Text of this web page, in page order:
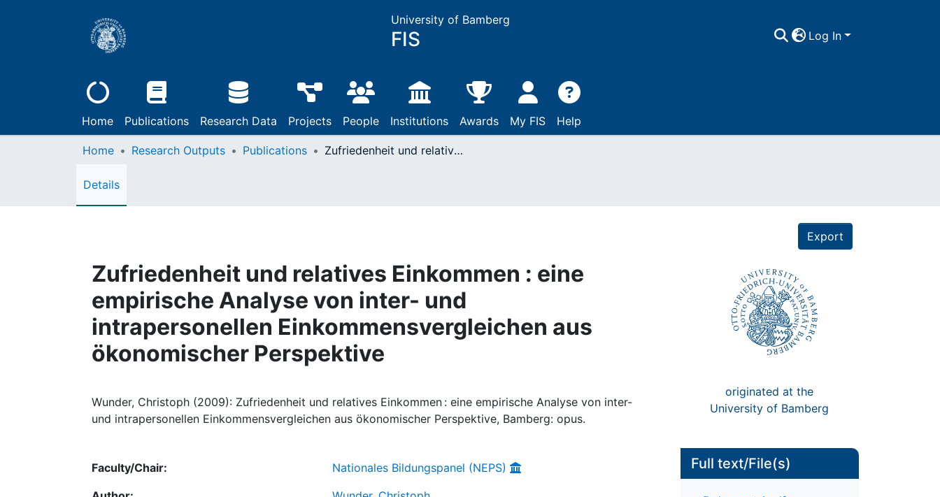
University of Bamberg
FIS Log In
Home Publications Research Data Projects People Institutions Awards My FIS Help
Home Research Outputs Publications Zufriedenheit und relatives Einkommen : eine empirische Analyse von inter- und intrapersonellen Einkommensvergleichen aus ökonomischer Perspektive
Details
Export
Zufriedenheit und relatives Einkommen : eine
empirische Analyse von inter- und
intrapersonellen Einkommensvergleichen aus
ökonomischer Perspektive
Wunder, Christoph (2009): Zufriedenheit und relatives Einkommen : eine empirische Analyse von inter-
und intrapersonellen Einkommensvergleichen aus ökonomischer Perspektive, Bamberg: opus.
originated at the
University of Bamberg
Faculty/Chair:
Nationales Bildungspanel (NEPS)
Full text/File(s)